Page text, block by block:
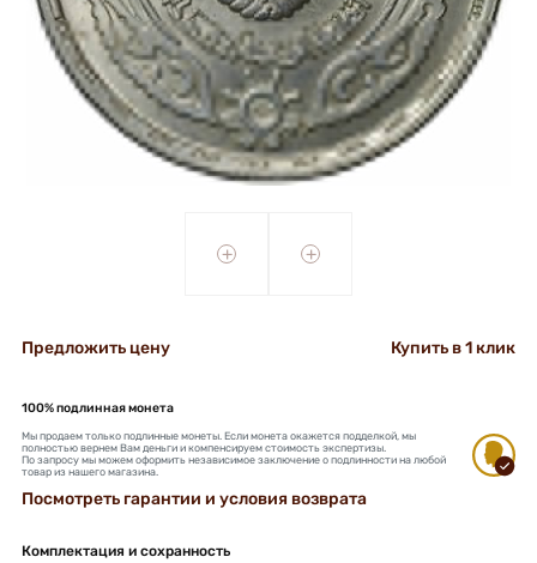
+ +
Предложить цену Купить в 1 клик
100% подлинная монета
Мы продаем только подлинные монеты. Если монета окажется подделкой, мы
полностью вернем Вам деньги и компенсируем стоимость экспертизы.
По запросу мы можем оформить независимое заключение о подлинности на любой
товар из нашего магазина.
Посмотреть гарантии и условия возврата
Комплектация и сохранность